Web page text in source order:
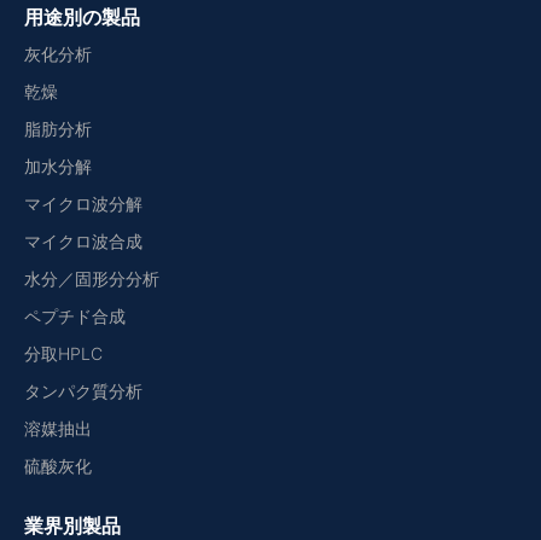
用途別の製品
灰化分析
乾燥
脂肪分析
加水分解
マイクロ波分解
マイクロ波合成
水分／固形分分析
ペプチド合成
分取HPLC
タンパク質分析
溶媒抽出
硫酸灰化
業界別製品